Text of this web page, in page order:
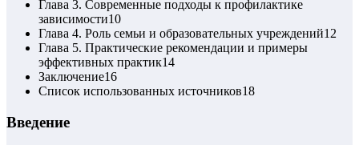
Глава 3. Современные подходы к профилактике
зависимости10
Глава 4. Роль семьи и образовательных учреждений12
Глава 5. Практические рекомендации и примеры
эффективных практик14
Заключение16
Список использованных источников18
Введение